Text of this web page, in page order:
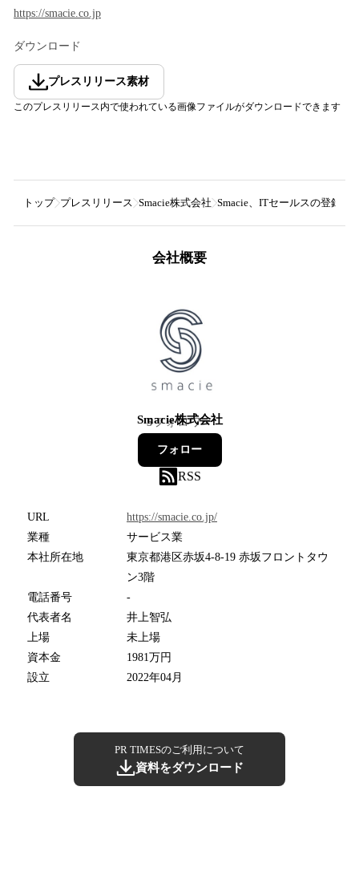
https://smacie.co.jp
ダウンロード
プレスリリース素材
このプレスリリース内で使われている画像ファイルがダウンロードできます
トップ プレスリリース Smacie株式会社 Smacie、ITセールスの登録
会社概要
Smacie株式会社
5フォロワー
フォロー
RSS
URL
https://smacie.co.jp/
業種
サービス業
本社所在地
東京都港区赤坂4-8-19 赤坂フロントタウ
ン3階
電話番号
-
代表者名
井上智弘
上場
未上場
資本金
1981万円
設立
2022年04月
PR TIMESのご利用について
資料をダウンロード